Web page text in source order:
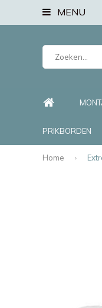
MENU
PRIKBORDEN
Home